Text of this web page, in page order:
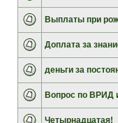
Выплаты при
Доплата за
деньги за
Вопрос по ВРИД
Четырнадцатая!